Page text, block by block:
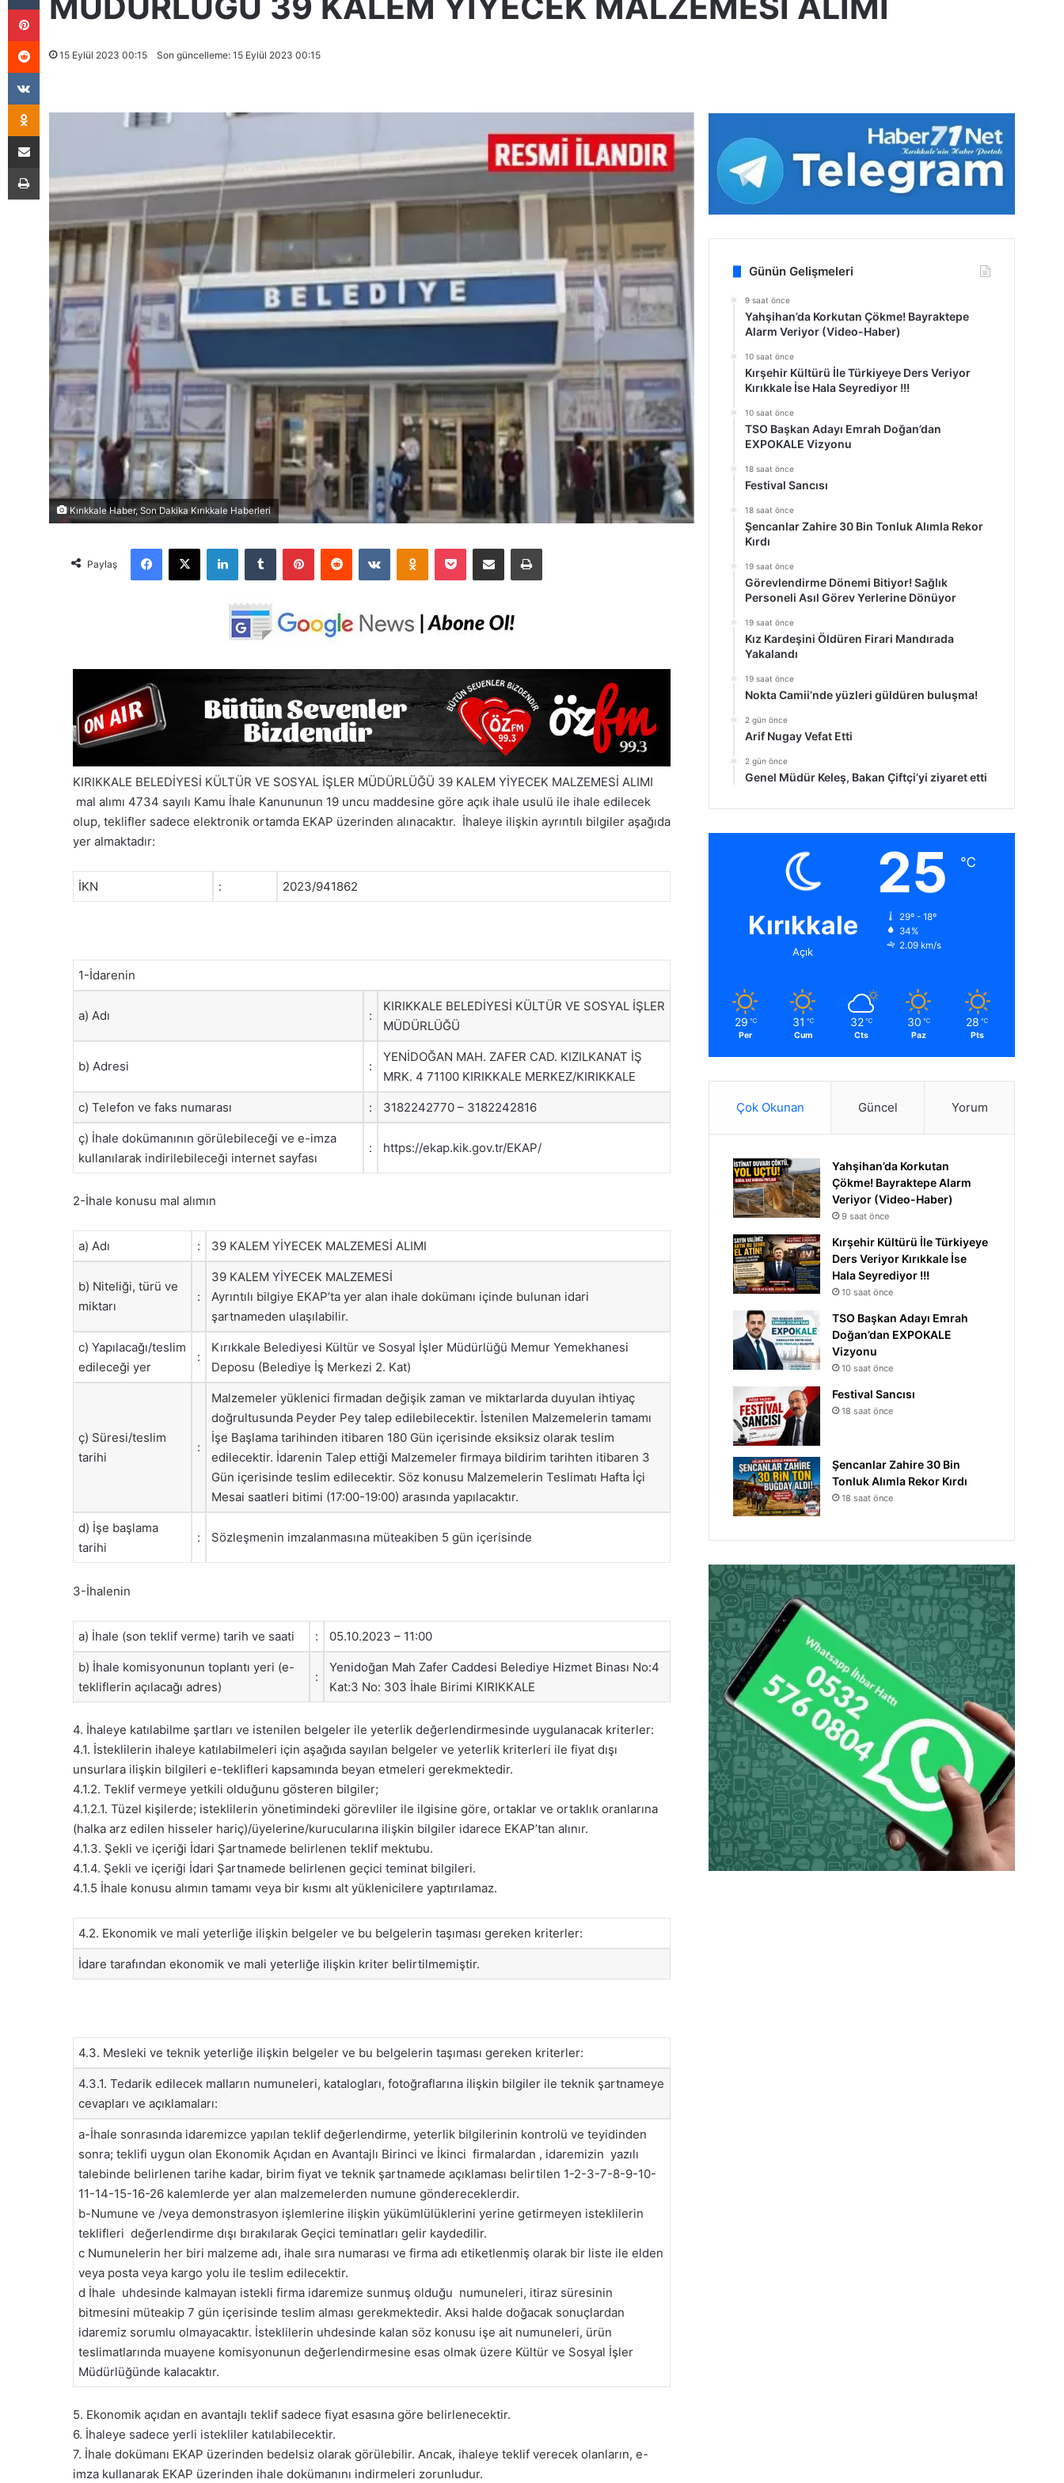
15 Eylül 2023 00:15 Son güncelleme: 15 Eylül 2023 00:15
Kırıkkale Haber, Son Dakika Kırıkkale Haberleri
Paylaş
KIRIKKALE BELEDİYESİ KÜLTÜR VE SOSYAL İŞLER MÜDÜRLÜĞÜ 39 KALEM YİYECEK MALZEMESİ ALIMI
mal alımı 4734 sayılı Kamu İhale Kanununun 19 uncu maddesine göre açık ihale usulü ile ihale edilecek
olup, teklifler sadece elektronik ortamda EKAP üzerinden alınacaktır. İhaleye ilişkin ayrıntılı bilgiler aşağıda
yer almaktadır:
İKN : 2023/941862
1-İdarenin
a) Adı :
KIRIKKALE BELEDİYESİ KÜLTÜR VE SOSYAL İŞLER
MÜDÜRLÜĞÜ
b) Adresi :
YENİDOĞAN MAH. ZAFER CAD. KIZILKANAT İŞ
MRK. 4 71100 KIRIKKALE MERKEZ/KIRIKKALE
c) Telefon ve faks numarası : 3182242770 – 3182242816
ç) İhale dokümanının görülebileceği ve e-imza
kullanılarak indirilebileceği internet sayfası
: https://ekap.kik.gov.tr/EKAP/
2-İhale konusu mal alımın
a) Adı : 39 KALEM YİYECEK MALZEMESİ ALIMI
b) Niteliği, türü ve
miktarı
:
39 KALEM YİYECEK MALZEMESİ
Ayrıntılı bilgiye EKAP’ta yer alan ihale dokümanı içinde bulunan idari
şartnameden ulaşılabilir.
c) Yapılacağı/teslim
edileceği yer
:
Kırıkkale Belediyesi Kültür ve Sosyal İşler Müdürlüğü Memur Yemekhanesi
Deposu (Belediye İş Merkezi 2. Kat)
ç) Süresi/teslim
tarihi
:
Malzemeler yüklenici firmadan değişik zaman ve miktarlarda duyulan ihtiyaç
doğrultusunda Peyder Pey talep edilebilecektir. İstenilen Malzemelerin tamamı
İşe Başlama tarihinden itibaren 180 Gün içerisinde eksiksiz olarak teslim
edilecektir. İdarenin Talep ettiği Malzemeler firmaya bildirim tarihten itibaren 3
Gün içerisinde teslim edilecektir. Söz konusu Malzemelerin Teslimatı Hafta İçi
Mesai saatleri bitimi (17:00-19:00) arasında yapılacaktır.
d) İşe başlama
tarihi
: Sözleşmenin imzalanmasına müteakiben 5 gün içerisinde
3-İhalenin
a) İhale (son teklif verme) tarih ve saati : 05.10.2023 – 11:00
b) İhale komisyonunun toplantı yeri (e-
tekliflerin açılacağı adres)
:
Yenidoğan Mah Zafer Caddesi Belediye Hizmet Binası No:4
Kat:3 No: 303 İhale Birimi KIRIKKALE
4. İhaleye katılabilme şartları ve istenilen belgeler ile yeterlik değerlendirmesinde uygulanacak kriterler:
4.1. İsteklilerin ihaleye katılabilmeleri için aşağıda sayılan belgeler ve yeterlik kriterleri ile fiyat dışı
unsurlara ilişkin bilgileri e-teklifleri kapsamında beyan etmeleri gerekmektedir.
4.1.2. Teklif vermeye yetkili olduğunu gösteren bilgiler;
4.1.2.1. Tüzel kişilerde; isteklilerin yönetimindeki görevliler ile ilgisine göre, ortaklar ve ortaklık oranlarına
(halka arz edilen hisseler hariç)/üyelerine/kurucularına ilişkin bilgiler idarece EKAP’tan alınır.
4.1.3. Şekli ve içeriği İdari Şartnamede belirlenen teklif mektubu.
4.1.4. Şekli ve içeriği İdari Şartnamede belirlenen geçici teminat bilgileri.
4.1.5 İhale konusu alımın tamamı veya bir kısmı alt yüklenicilere yaptırılamaz.
4.2. Ekonomik ve mali yeterliğe ilişkin belgeler ve bu belgelerin taşıması gereken kriterler:
İdare tarafından ekonomik ve mali yeterliğe ilişkin kriter belirtilmemiştir.
4.3. Mesleki ve teknik yeterliğe ilişkin belgeler ve bu belgelerin taşıması gereken kriterler:
4.3.1. Tedarik edilecek malların numuneleri, katalogları, fotoğraflarına ilişkin bilgiler ile teknik şartnameye
cevapları ve açıklamaları:
a-İhale sonrasında idaremizce yapılan teklif değerlendirme, yeterlik bilgilerinin kontrolü ve teyidinden
sonra; teklifi uygun olan Ekonomik Açıdan en Avantajlı Birinci ve İkinci firmalardan , idaremizin yazılı
talebinde belirlenen tarihe kadar, birim fiyat ve teknik şartnamede açıklaması belirtilen 1-2-3-7-8-9-10-
11-14-15-16-26 kalemlerde yer alan malzemelerden numune göndereceklerdir.
b-Numune ve /veya demonstrasyon işlemlerine ilişkin yükümlülüklerini yerine getirmeyen isteklilerin
teklifleri değerlendirme dışı bırakılarak Geçici teminatları gelir kaydedilir.
c Numunelerin her biri malzeme adı, ihale sıra numarası ve firma adı etiketlenmiş olarak bir liste ile elden
veya posta veya kargo yolu ile teslim edilecektir.
d İhale uhdesinde kalmayan istekli firma idaremize sunmuş olduğu numuneleri, itiraz süresinin
bitmesini müteakip 7 gün içerisinde teslim alması gerekmektedir. Aksi halde doğacak sonuçlardan
idaremiz sorumlu olmayacaktır. İsteklilerin uhdesinde kalan söz konusu işe ait numuneleri, ürün
teslimatlarında muayene komisyonunun değerlendirmesine esas olmak üzere Kültür ve Sosyal İşler
Müdürlüğünde kalacaktır.
5. Ekonomik açıdan en avantajlı teklif sadece fiyat esasına göre belirlenecektir.
6. İhaleye sadece yerli istekliler katılabilecektir.
7. İhale dokümanı EKAP üzerinden bedelsiz olarak görülebilir. Ancak, ihaleye teklif verecek olanların, e-
imza kullanarak EKAP üzerinden ihale dokümanını indirmeleri zorunludur.
Günün Gelişmeleri
9 saat önce
Yahşihan’da Korkutan Çökme! Bayraktepe
Alarm Veriyor (Video-Haber)
10 saat önce
Kırşehir Kültürü İle Türkiyeye Ders Veriyor
Kırıkkale İse Hala Seyrediyor !!!
10 saat önce
TSO Başkan Adayı Emrah Doğan’dan
EXPOKALE Vizyonu
18 saat önce
Festival Sancısı
18 saat önce
Şencanlar Zahire 30 Bin Tonluk Alımla Rekor
Kırdı
19 saat önce
Görevlendirme Dönemi Bitiyor! Sağlık
Personeli Asıl Görev Yerlerine Dönüyor
19 saat önce
Kız Kardeşini Öldüren Firari Mandırada
Yakalandı
19 saat önce
Nokta Camii’nde yüzleri güldüren buluşma!
2 gün önce
Arif Nugay Vefat Etti
2 gün önce
Genel Müdür Keleş, Bakan Çiftçi’yi ziyaret etti
Kırıkkale
Açık
25 ℃
29º - 18º
34%
2.09 km/s
29 ℃
Per
31 ℃
Cum
32 ℃
Cts
30 ℃
Paz
28 ℃
Pts
Çok Okunan Güncel Yorum
Yahşihan’da Korkutan
Çökme! Bayraktepe Alarm
Veriyor (Video-Haber)
9 saat önce
Kırşehir Kültürü İle Türkiyeye
Ders Veriyor Kırıkkale İse
Hala Seyrediyor !!!
10 saat önce
TSO Başkan Adayı Emrah
Doğan’dan EXPOKALE
Vizyonu
10 saat önce
Festival Sancısı
18 saat önce
Şencanlar Zahire 30 Bin
Tonluk Alımla Rekor Kırdı
18 saat önce
Pinterest